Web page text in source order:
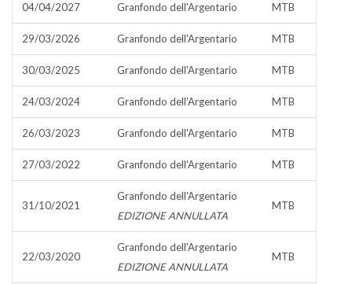
04/04/2027 Granfondo dell'Argentario MTB
29/03/2026 Granfondo dell'Argentario MTB
30/03/2025 Granfondo dell'Argentario MTB
24/03/2024 Granfondo dell'Argentario MTB
26/03/2023 Granfondo dell'Argentario MTB
27/03/2022 Granfondo dell'Argentario MTB
31/10/2021
Granfondo dell'Argentario
EDIZIONE ANNULLATA
MTB
22/03/2020
Granfondo dell'Argentario
EDIZIONE ANNULLATA
MTB